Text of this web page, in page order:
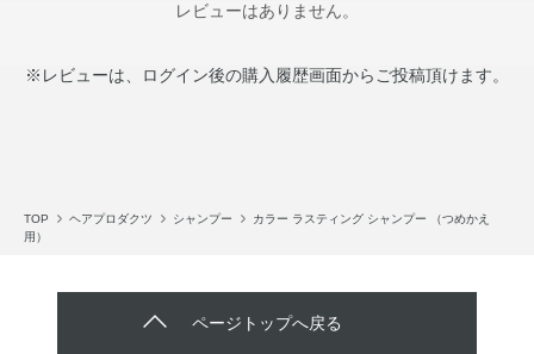
レビューはありません。
※レビューは、ログイン後の購入履歴画面からご投稿頂けます。
TOP ヘアプロダクツ シャンプー
カラー ラスティング シャンプー （つめかえ
用）
ページトップへ戻る